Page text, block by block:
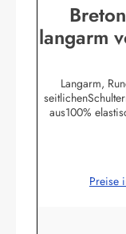
langarm
Langarm,
aus100%
Preise